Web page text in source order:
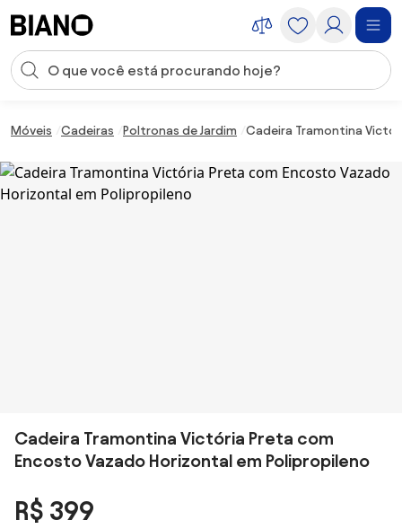
Entrada de pesquisa
Móveis Cadeiras Poltronas de Jardim Cadeira Tramontina
Cadeira Tramontina Victória Preta com
Encosto Vazado Horizontal em Polipropileno
R$ 399